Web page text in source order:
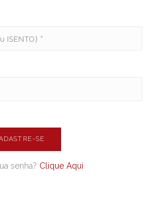
SE
senha? Clique Aqui